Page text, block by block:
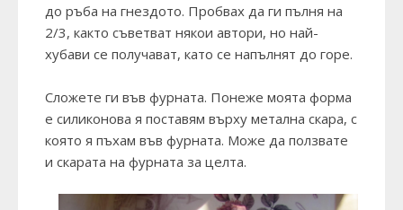
до ръба на гнездото. Пробвах да ги пълня на
2/3, както съветват някои автори, но най-
хубави се получават, като се напълнят до горе.
Сложете ги във фурната. Понеже моята форма
е силиконова я поставям върху метална скара, с
която я пъхам във фурната. Може да ползвате
и скарата на фурната за целта.